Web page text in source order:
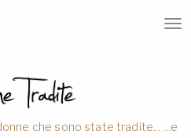
T
V
che sono state tradite... ...e